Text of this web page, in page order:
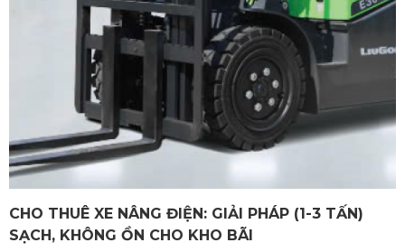
CHO THUÊ XE NÂNG ĐIỆN: GIẢI PHÁP (1-3 TẤN)
SẠCH, KHÔNG ỒN CHO KHO BÃI